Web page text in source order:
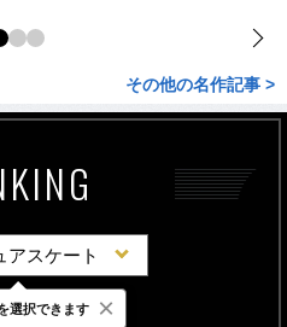
その他の名作記事 >
アスケート
時間 週間
選択できます ×